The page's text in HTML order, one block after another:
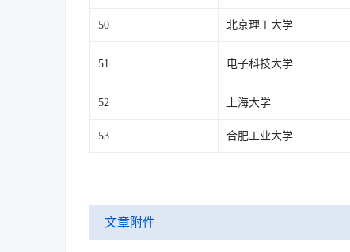
50 北京理工大学
51 电子科技大学
52 上海大学
53 合肥工业大学
文章附件